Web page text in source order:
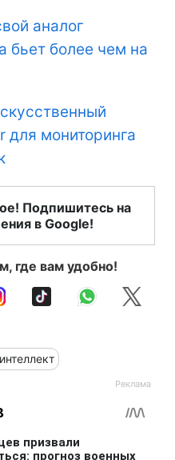
аналог
бьет более чем на
для мониторинга
Подпишитесь на
в Google!
где вам удобно!